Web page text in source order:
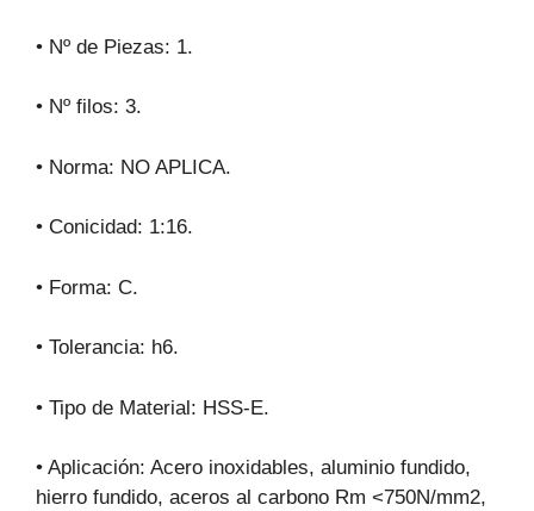
• Nº de Piezas: 1.
• Nº filos: 3.
• Norma: NO APLICA.
• Conicidad: 1:16.
• Forma: C.
• Tolerancia: h6.
• Tipo de Material: HSS-E.
• Aplicación: Acero inoxidables, aluminio fundido,
hierro fundido, aceros al carbono Rm <750N/mm2,